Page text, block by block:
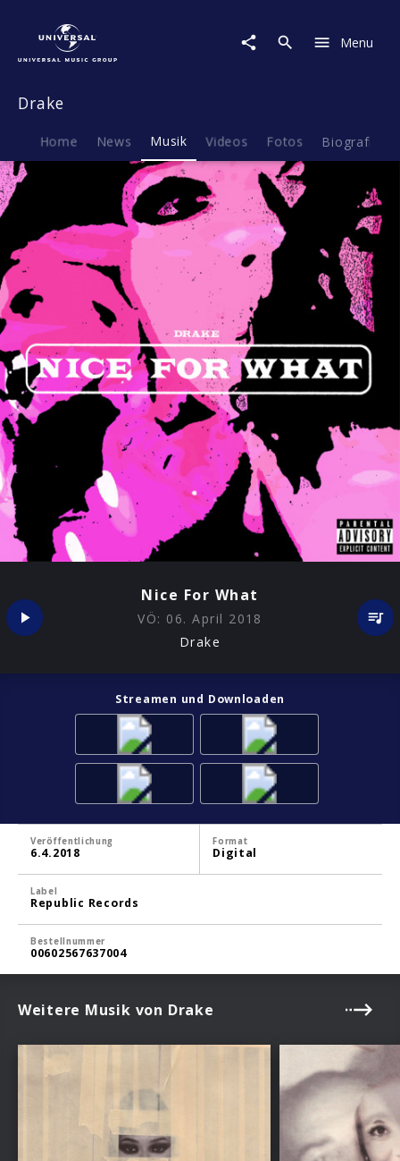
For
Menu
Drake
Home News Musik Videos Fotos Biografie
Nice For What
VÖ: 06. April 2018
Drake
Streamen und Downloaden
Veröffentlichung
6.4.2018
Format
Digital
Label
Republic Records
Bestellnummer
00602567637004
Weitere Musik von Drake